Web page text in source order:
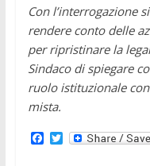
Con l’interrogazione
rendere conto delle
per ripristinare la
Sindaco di spiegare
ruolo istituzionale
mista.
F T